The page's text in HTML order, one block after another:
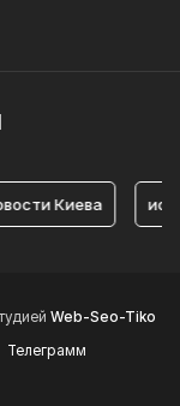
история
Web-Seo-Tiko
Телеграмм